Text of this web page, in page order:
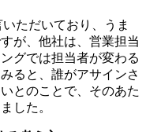
ただいており、うま
が、他社は、営業担当
グでは担当者が変わる
ると、誰がアサインさ
とのことで、そのあた
した。